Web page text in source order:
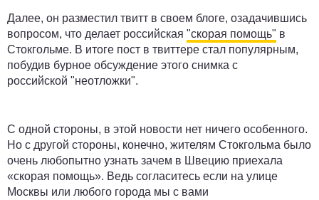
Далее, он разместил твитт в своем блоге, озадачившись
вопросом, что делает российская "скорая помощь" в
Стокгольме. В итоге пост в твиттере стал популярным,
побудив бурное обсуждение этого снимка с
российской "неотложки".
С одной стороны, в этой новости нет ничего особенного.
Но с другой стороны, конечно, жителям Стокгольма было
очень любопытно узнать зачем в Швецию приехала
«скорая помощь». Ведь согласитесь если на улице
Москвы или любого города мы с вами